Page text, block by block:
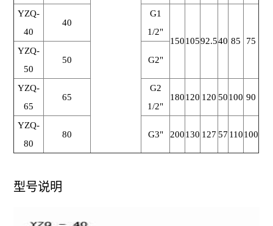
YZQ-
40
40
G1
1/2"
15010592.540 85
75
YZQ-
50
50 G2"
YZQ-
65
65
G2
1/2"
180120 120 50100 90
YZQ-
80
80 G3" 200130 127 57 110100
型号说明